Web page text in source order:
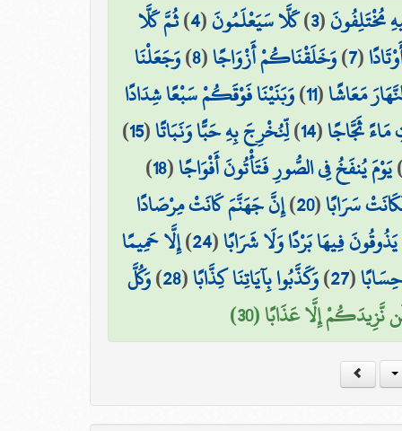
مُخْتَلِفُونَ(
3
)كَلَّا سَيَعْلَمُونَ(
4
)ثُمَّ كَلَّا
(
7
)وَخَلَقْنَاكُمْ أَزْوَاجًا(
8
)وَجَعَلْنَا
مَعَاشًا(
11
)وَبَنَيْنَا فَوْقَكُمْ سَبْعًا شِدَادًا
مَاءً ثَجَّاجًا(
14
)لِّنُخْرِجَ بِهِ حَبًّا وَنَبَاتًا(
15
)
يَوْمَ يُنفَخُ فِي الصُّورِ فَتَأْتُونَ أَفْوَاجًا(
18
)
سَرَابًا(
20
)إِنَّ جَهَنَّمَ كَانَتْ مِرْصَادًا
فِيهَا بَرْدًا وَلَا شَرَابًا(
24
)إِلَّا حَمِيمًا
(
27
)وَكَذَّبُوا بِآيَاتِنَا كِذَّابًا(
28
)وَكُلَّ
نَّزِيدَكُمْ إِلَّا عَذَابًا (30)